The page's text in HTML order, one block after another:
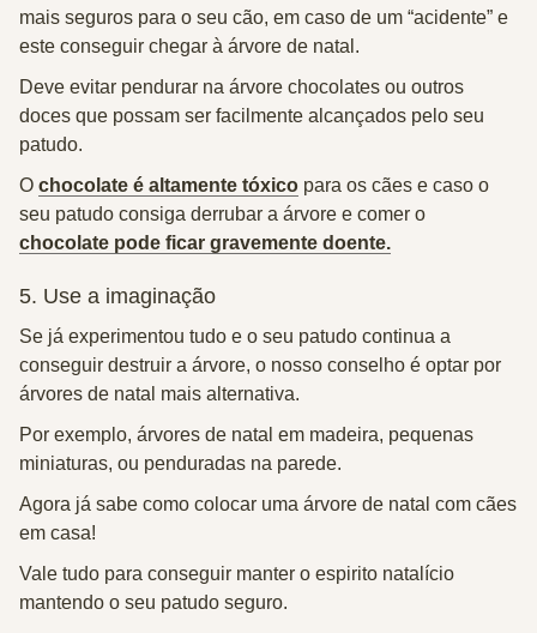
mais seguros para o seu cão, em caso de um “acidente” e
este conseguir chegar à árvore de natal.
Deve evitar pendurar na árvore chocolates ou outros
doces que possam ser facilmente alcançados pelo seu
patudo.
O chocolate é altamente tóxico para os cães e caso o
seu patudo consiga derrubar a árvore e comer o
chocolate pode ficar gravemente doente.
5. Use a imaginação
Se já experimentou tudo e o seu patudo continua a
conseguir destruir a árvore, o nosso conselho é optar por
árvores de natal mais alternativa.
Por exemplo, árvores de natal em madeira, pequenas
miniaturas, ou penduradas na parede.
Agora já sabe como colocar uma árvore de natal com cães
em casa!
Vale tudo para conseguir manter o espirito natalício
mantendo o seu patudo seguro.